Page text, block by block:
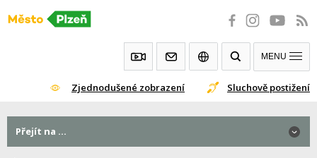
Přeskočit
Zjednodušené zobrazení Sluchově postižení
MENU
Přejít na ...